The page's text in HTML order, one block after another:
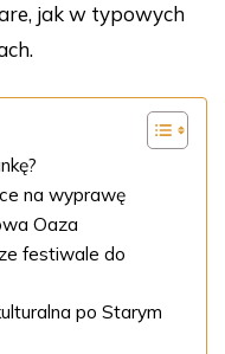
jak w typowych
na wyprawę
Oaza
festiwale do
po Starym